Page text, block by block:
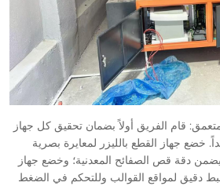
قام الفريق أولاً بضمان تحقيق كل جهاز
خضع جهاز القطع بالليزر لمعايرة بصرية
دقة قص الصفائح المعدنية؛ وخضع جهاز
دقيق لمواقع القوالب وللتحكم في الضغط